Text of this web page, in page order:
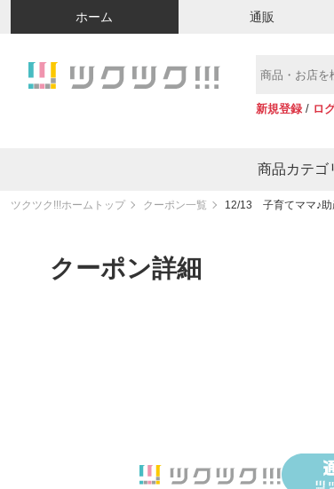
ホーム 通販
新規登録 / ロ
商品カテゴ
ツクツク!!!ホームトップ クーポン一覧 12/13 子育てママ♪助
クーポン詳細